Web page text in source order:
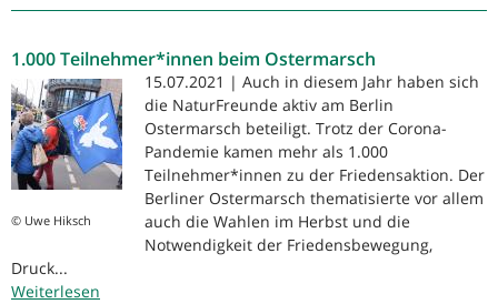
nicht
hat
verloren!“
1.000 Teilnehmer*innen beim Ostermarsch
© Uwe Hiksch
15.07.2021 | Auch in diesem Jahr haben sich
die NaturFreunde aktiv am Berlin
Ostermarsch beteiligt. Trotz der Corona-
Pandemie kamen mehr als 1.000
Teilnehmer*innen zu der Friedensaktion. Der
Berliner Ostermarsch thematisierte vor allem
auch die Wahlen im Herbst und die
Notwendigkeit der Friedensbewegung,
Druck...
Weiterlesen